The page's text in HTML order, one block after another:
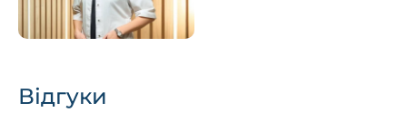
Відгуки